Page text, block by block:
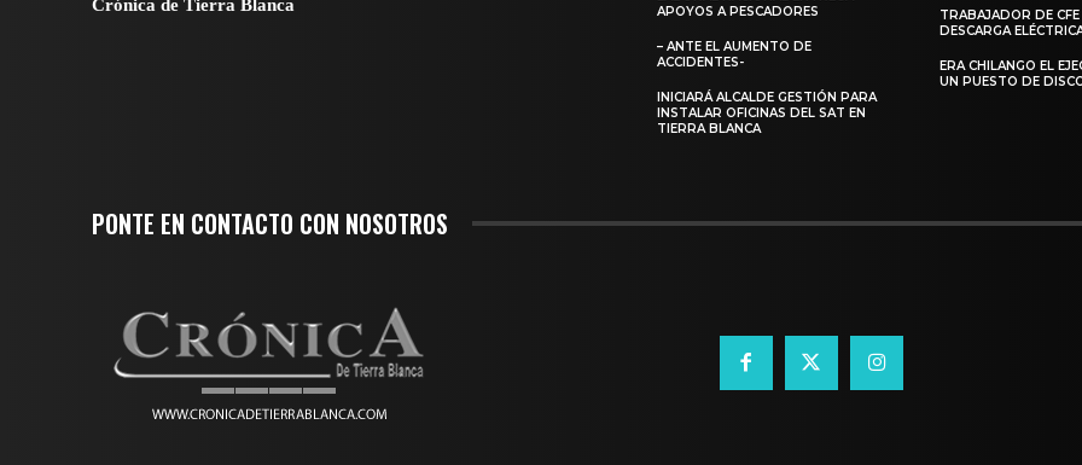
Crónica de Tierra Blanca
APOYOS A PESCADORES
– ANTE EL AUMENTO DE
ACCIDENTES-
INICIARÁ ALCALDE GESTIÓN PARA
INSTALAR OFICINAS DEL SAT EN
TIERRA BLANCA
TRABAJADOR DE
DESCARGA
ERA CHILANGO EL
UN PUESTO DE
PONTE EN CONTACTO CON NOSOTROS